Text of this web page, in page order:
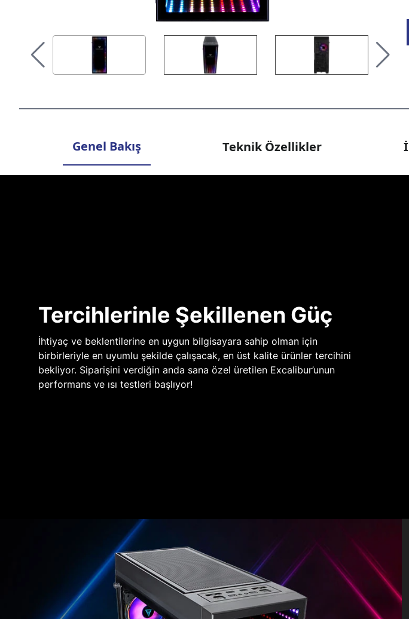
Genel Bakış Teknik Özellikler
Tercihlerinle Şekillenen Güç
İhtiyaç ve beklentilerine en uygun bilgisayara sahip olman için
birbirleriyle en uyumlu şekilde çalışacak, en üst kalite ürünler tercihini
bekliyor. Siparişini verdiğin anda sana özel üretilen Excalibur’unun
performans ve ısı testleri başlıyor!